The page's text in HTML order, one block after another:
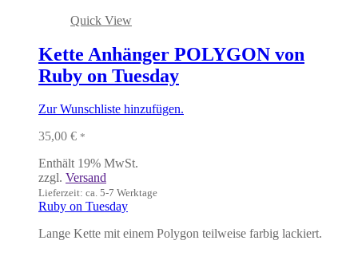
Quick View
Kette Anhänger POLYGON von
Ruby on Tuesday
Zur Wunschliste hinzufügen.
35,00 € *
Enthält 19% MwSt.
zzgl. Versand
Lieferzeit: ca. 5-7 Werktage
Ruby on Tuesday
Lange Kette mit einem Polygon teilweise farbig lackiert.